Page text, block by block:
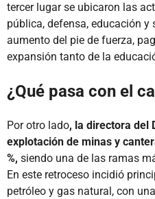
tercer lugar se ubicaron las
pública, defensa, educación y
aumento del pie de fuerza,
expansión tanto de la
¿Qué pasa con el
Por otro lado, la directora del
explotación de minas y
%, siendo una de las ramas
En este retroceso incidió
petróleo y gas natural, con